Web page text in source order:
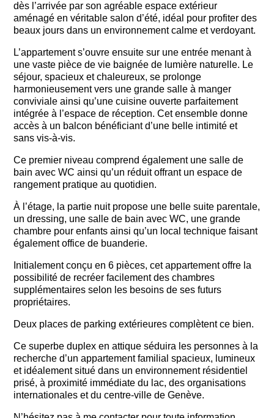
dès l’arrivée par son agréable espace extérieur
aménagé en véritable salon d’été, idéal pour profiter des
beaux jours dans un environnement calme et verdoyant.
L’appartement s’ouvre ensuite sur une entrée menant à
une vaste pièce de vie baignée de lumière naturelle. Le
séjour, spacieux et chaleureux, se prolonge
harmonieusement vers une grande salle à manger
conviviale ainsi qu’une cuisine ouverte parfaitement
intégrée à l’espace de réception. Cet ensemble donne
accès à un balcon bénéficiant d’une belle intimité et
sans vis-à-vis.
Ce premier niveau comprend également une salle de
bain avec WC ainsi qu’un réduit offrant un espace de
rangement pratique au quotidien.
À l’étage, la partie nuit propose une belle suite parentale,
un dressing, une salle de bain avec WC, une grande
chambre pour enfants ainsi qu’un local technique faisant
également office de buanderie.
Initialement conçu en 6 pièces, cet appartement offre la
possibilité de recréer facilement des chambres
supplémentaires selon les besoins de ses futurs
propriétaires.
Deux places de parking extérieures complètent ce bien.
Ce superbe duplex en attique séduira les personnes à la
recherche d’un appartement familial spacieux, lumineux
et idéalement situé dans un environnement résidentiel
prisé, à proximité immédiate du lac, des organisations
internationales et du centre-ville de Genève.